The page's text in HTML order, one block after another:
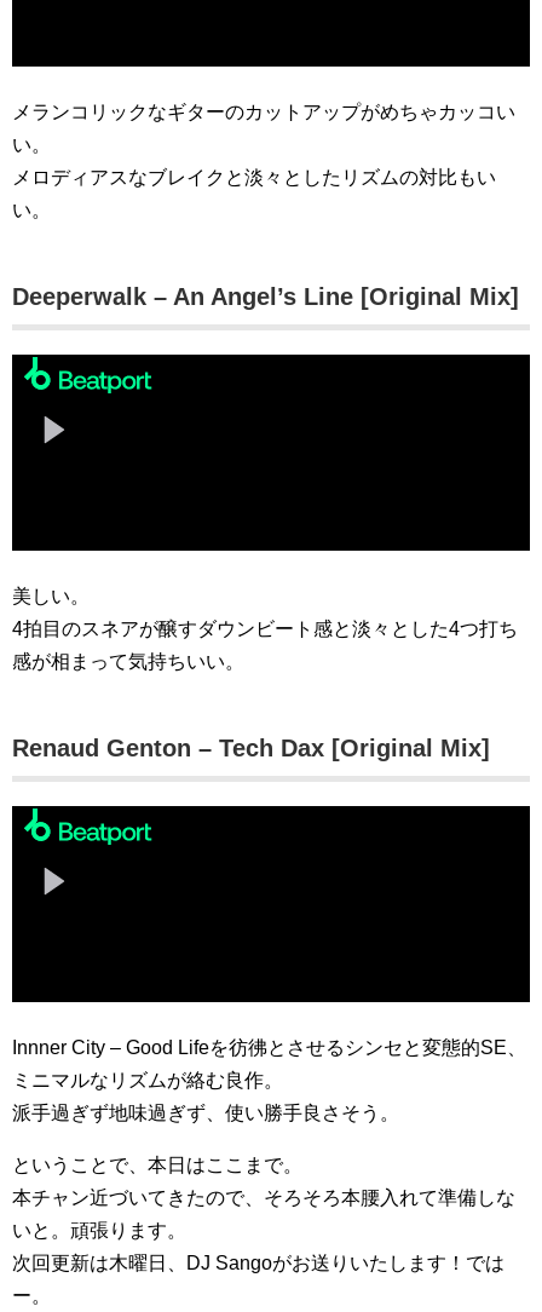
メランコリックなギターのカットアップがめちゃカッコい
い。
メロディアスなブレイクと淡々としたリズムの対比もい
い。
Deeperwalk – An Angel’s Line [Original Mix]
美しい。
4拍目のスネアが醸すダウンビート感と淡々とした4つ打ち
感が相まって気持ちいい。
Renaud Genton – Tech Dax [Original Mix]
Innner City – Good Lifeを彷彿とさせるシンセと変態的SE、
ミニマルなリズムが絡む良作。
派手過ぎず地味過ぎず、使い勝手良さそう。
ということで、本日はここまで。
本チャン近づいてきたので、そろそろ本腰入れて準備しな
いと。頑張ります。
次回更新は木曜日、DJ Sangoがお送りいたします！では
ー。